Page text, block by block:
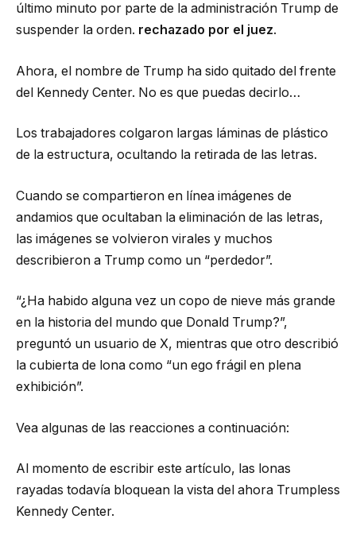
último minuto por parte de la administración Trump de
suspender la orden. rechazado por el juez.
Ahora, el nombre de Trump ha sido quitado del frente
del Kennedy Center. No es que puedas decirlo…
Los trabajadores colgaron largas láminas de plástico
de la estructura, ocultando la retirada de las letras.
Cuando se compartieron en línea imágenes de
andamios que ocultaban la eliminación de las letras,
las imágenes se volvieron virales y muchos
describieron a Trump como un “perdedor”.
“¿Ha habido alguna vez un copo de nieve más grande
en la historia del mundo que Donald Trump?”,
preguntó un usuario de X, mientras que otro describió
la cubierta de lona como “un ego frágil en plena
exhibición”.
Vea algunas de las reacciones a continuación:
Al momento de escribir este artículo, las lonas
rayadas todavía bloquean la vista del ahora Trumpless
Kennedy Center.